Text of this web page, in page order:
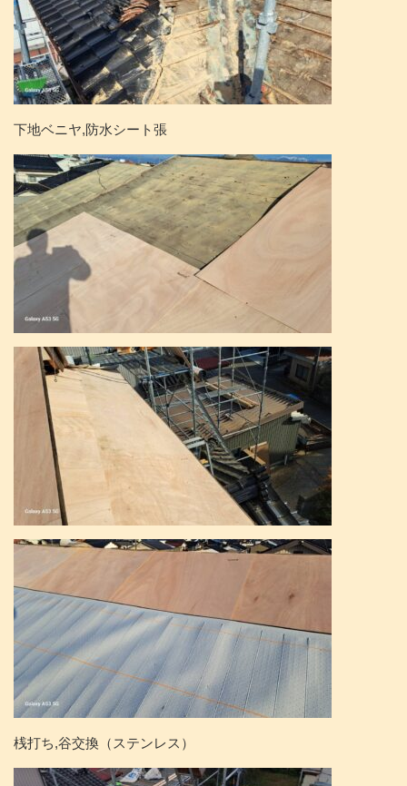
下地ベニヤ,防水シート張
桟打ち,谷交換（ステンレス）